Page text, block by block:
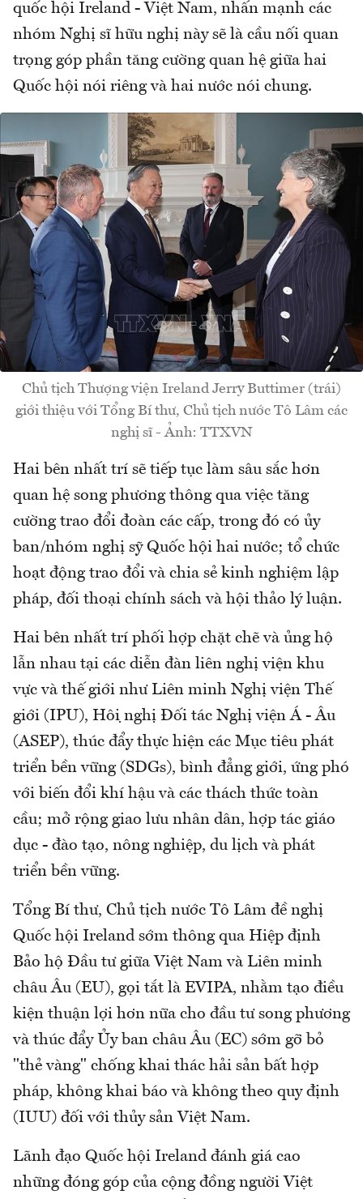
quốc hội Ireland - Việt Nam, nhấn mạnh các
nhóm Nghị sĩ hữu nghị này sẽ là cầu nối quan
trọng góp phần tăng cường quan hệ giữa hai
Quốc hội nói riêng và hai nước nói chung.
Chủ tịch Thượng viện Ireland Jerry Buttimer (trái)
giới thiệu với Tổng Bí thư, Chủ tịch nước Tô Lâm các
nghị sĩ - Ảnh: TTXVN
Hai bên nhất trí sẽ tiếp tục làm sâu sắc hơn
quan hệ song phương thông qua việc tăng
cường trao đổi đoàn các cấp, trong đó có ủy
ban/nhóm nghị sỹ Quốc hội hai nước; tổ chức
hoạt động trao đổi và chia sẻ kinh nghiệm lập
pháp, đối thoại chính sách và hội thảo lý luận.
Hai bên nhất trí phối hợp chặt chẽ và ủng hộ
lẫn nhau tại các diễn đàn liên nghị viện khu
vực và thế giới như Liên minh Nghị viện Thế
giới (IPU), Hội nghị Đối tác Nghị viện Á - Âu
(ASEP), thúc đẩy thực hiện các Mục tiêu phát
triển bền vững (SDGs), bình đẳng giới, ứng phó
với biến đổi khí hậu và các thách thức toàn
cầu; mở rộng giao lưu nhân dân, hợp tác giáo
dục - đào tạo, nông nghiệp, du lịch và phát
triển bền vững.
Tổng Bí thư, Chủ tịch nước Tô Lâm đề nghị
Quốc hội Ireland sớm thông qua Hiệp định
Bảo hộ Đầu tư giữa Việt Nam và Liên minh
châu Âu (EU), gọi tắt là EVIPA, nhằm tạo điều
kiện thuận lợi hơn nữa cho đầu tư song phương
và thúc đẩy Ủy ban châu Âu (EC) sớm gỡ bỏ
"thẻ vàng" chống khai thác hải sản bất hợp
pháp, không khai báo và không theo quy định
(IUU) đối với thủy sản Việt Nam.
Lãnh đạo Quốc hội Ireland đánh giá cao
những đóng góp của cộng đồng người Việt